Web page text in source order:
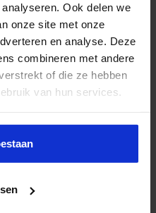
Ook delen we
onze site met onze
en analyse. Deze
combineren met andere
of die ze hebben
van hun services.
organisatie? Dat